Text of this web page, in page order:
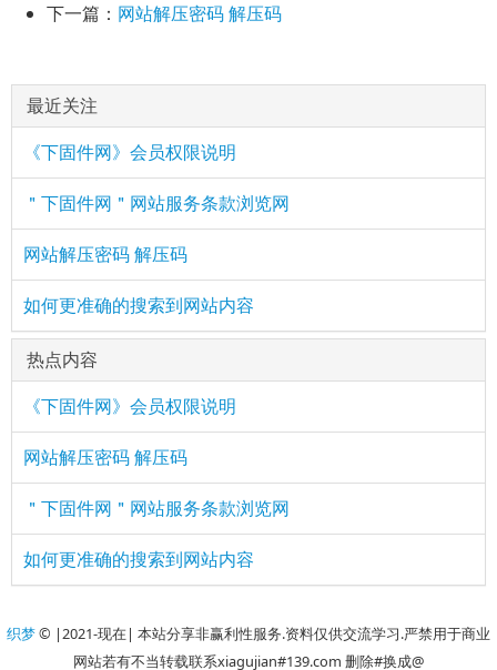
下一篇： 网站解压密码 解压码
最近关注
《下固件网》会员权限说明
＂下固件网＂网站服务条款浏览网
网站解压密码 解压码
如何更准确的搜索到网站内容
热点内容
《下固件网》会员权限说明
网站解压密码 解压码
＂下固件网＂网站服务条款浏览网
如何更准确的搜索到网站内容
织梦© |2021-现在| 本站分享非赢利性服务.资料仅供交流学习.严禁用于商业
网站若有不当转载联系xiagujian#139.com 删除#换成@